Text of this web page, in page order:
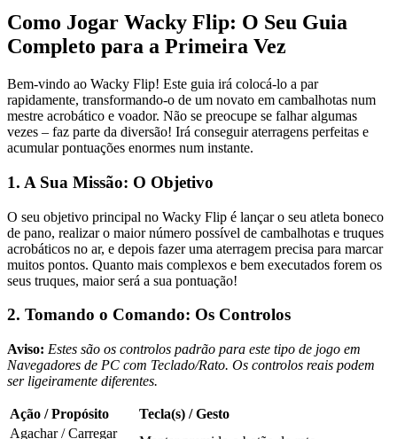
Como Jogar Wacky Flip: O Seu Guia
Completo para a Primeira Vez
Bem-vindo ao Wacky Flip! Este guia irá colocá-lo a par
rapidamente, transformando-o de um novato em cambalhotas num
mestre acrobático e voador. Não se preocupe se falhar algumas
vezes – faz parte da diversão! Irá conseguir aterragens perfeitas e
acumular pontuações enormes num instante.
1. A Sua Missão: O Objetivo
O seu objetivo principal no Wacky Flip é lançar o seu atleta boneco
de pano, realizar o maior número possível de cambalhotas e truques
acrobáticos no ar, e depois fazer uma aterragem precisa para marcar
muitos pontos. Quanto mais complexos e bem executados forem os
seus truques, maior será a sua pontuação!
2. Tomando o Comando: Os Controlos
Aviso: Estes são os controlos padrão para este tipo de jogo em
Navegadores de PC com Teclado/Rato. Os controlos reais podem
ser ligeiramente diferentes.
Ação / Propósito
Tecla(s) / Gesto
Agachar / Carregar